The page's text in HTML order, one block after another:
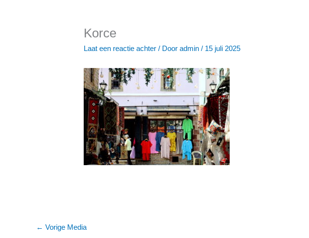
Korce
Laat een reactie achter / Dooradmin/ 15 juli 2025
← Vorige Media